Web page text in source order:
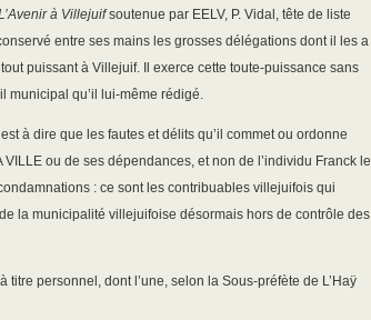
à Villejuifsoutenue par EELV, P. Vidal, tête de liste
entre ses mains les grosses délégations dont il les a
puissant à Villejuif. Il exerce cette toute-puissance sans
municipal qu’il lui-même rédigé.
à dire que les fautes et délits qu’il commet ou ordonne
ou de ses dépendances, et non de l’individu Franck le
: ce sont les contribuables villejuifois qui
la municipalité villejuifoise désormais hors de contrôle des
personnel, dont l’une, selon la Sous-préfète de L’Haÿ